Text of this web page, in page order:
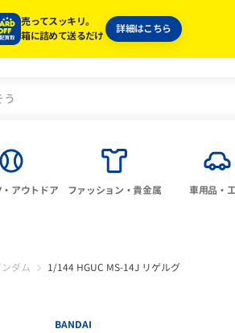
売ってスッキリ。
箱に詰めて送るだけ
詳細はこちら
アウトドア ファッション・貴金属 車用品・
ダム 1/144 HGUC MS-14J リゲルグ
BANDAI